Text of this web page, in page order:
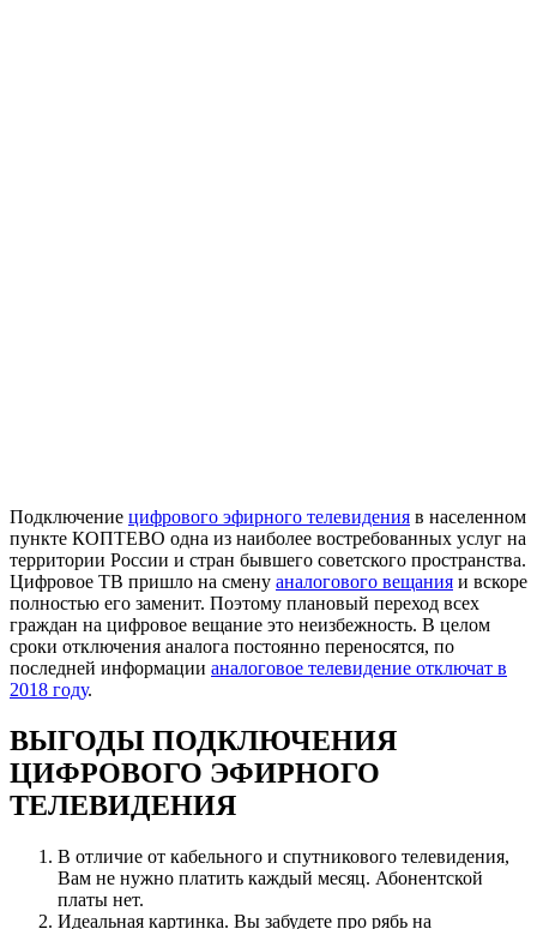
Подключение цифрового эфирного телевидения в населенном
пункте КОПТЕВО одна из наиболее востребованных услуг на
территории России и стран бывшего советского пространства.
Цифровое ТВ пришло на смену аналогового вещания и вскоре
полностью его заменит. Поэтому плановый переход всех
граждан на цифровое вещание это неизбежность. В целом
сроки отключения аналога постоянно переносятся, по
последней информации аналоговое телевидение отключат в
2018 году.
ВЫГОДЫ ПОДКЛЮЧЕНИЯ
ЦИФРОВОГО ЭФИРНОГО
ТЕЛЕВИДЕНИЯ
В отличие от кабельного и спутникового телевидения,
Вам не нужно платить каждый месяц. Абонентской
платы нет.
Идеальная картинка. Вы забудете про рябь на